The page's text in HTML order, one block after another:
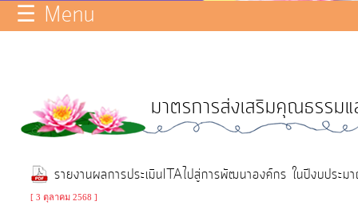
ITA
Q&A
การ
จัดการ
ความ
รู้
☰ Menu
มาตรการส่งเสริมคุณธรรมแ
รายงานผลการประเมินITAไปสู่การพัฒนาองค์กร ในปีงบป
[ 3 ตุลาคม 2568 ]